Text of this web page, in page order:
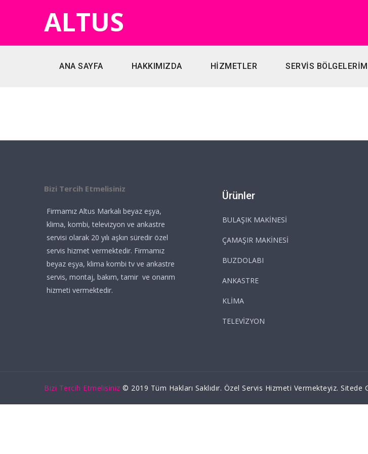
ALTUS
ANA SAYFA HAKKIMIZDA HİZMETLER SERVİS
Bizi Tercih Etmelisiniz
Firmamız Altus Markalı beyaz eşya,
klima, kombi, televizyon ve ankastre
servisi olarak 20 yılı aşkın süredir özel
servis hizmet vermektedir. Firmamız
beyaz eşya, klima kombi tv ve ankastre
servis, montaj, bakım, tamir ve onarım
hizmeti vermektedir.
Ürünler
BULAŞIK MAKİNESİ
ÇAMAŞIR MAKİNESİ
BUZDOLABI
ANKASTRE
KLİMA
TELEVİZYON
Bizi Tercih Etmelisiniz © 2019 Tüm Hakları Saklıdır. Özel Servis Hizmeti Vermekteyiz.